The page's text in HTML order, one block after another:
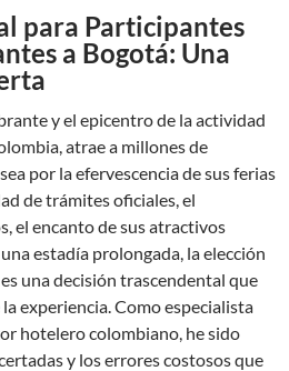
para Participantes
a Bogotá: Una
y el epicentro de la actividad
atrae a millones de
por la efervescencia de sus ferias
de trámites oficiales, el
el encanto de sus atractivos
estadía prolongada, la elección
una decisión trascendental que
experiencia. Como especialista
hotelero colombiano, he sido
y los errores costosos que